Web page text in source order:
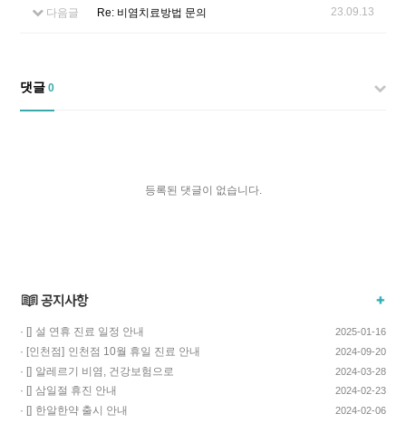
다음글 Re: 비염치료방법 문의 23.09.13
댓글 0
등록된 댓글이 없습니다.
· [] 설 연휴 진료 일정 안내 2025-01-16
· [인천점] 인천점 10월 휴일 진료 안내 2024-09-20
· [] 알레르기 비염, 건강보험으로
치료하고 비용…
2024-03-28
· [] 삼일절 휴진 안내 2024-02-23
· [] 한알한약 출시 안내 2024-02-06